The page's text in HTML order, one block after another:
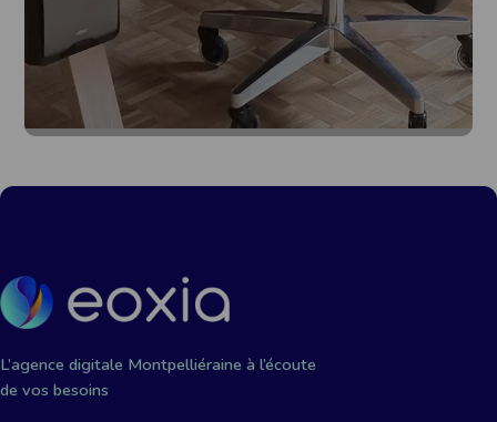
L’agence digitale Montpelliéraine à l’écoute
de vos besoins